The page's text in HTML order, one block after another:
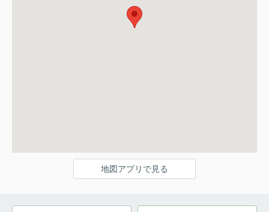
地図アプリで見る